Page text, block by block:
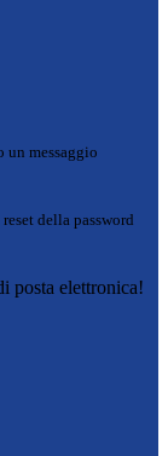
un messaggio
della password
posta elettronica!